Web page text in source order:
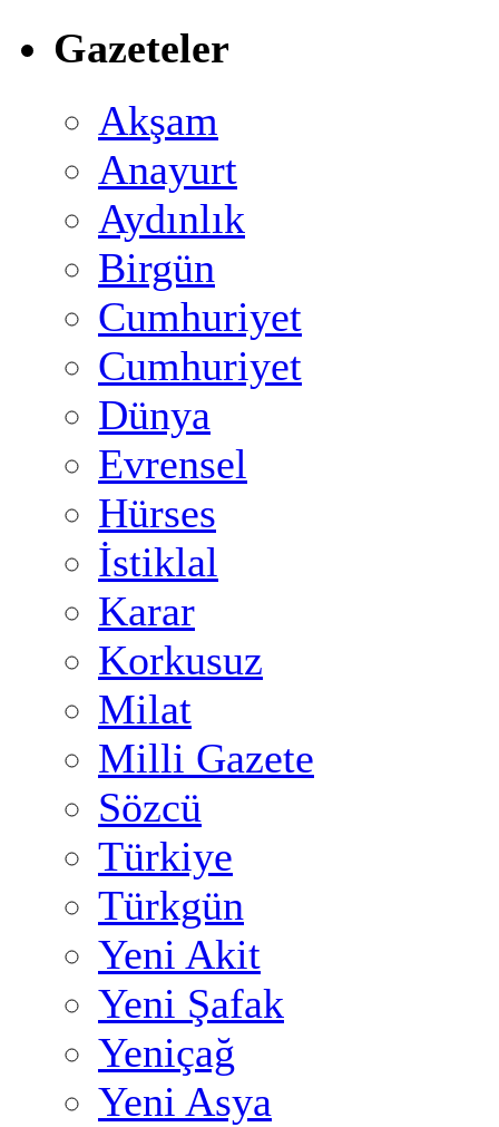
Gazeteler
Akşam
Anayurt
Aydınlık
Birgün
Cumhuriyet
Cumhuriyet
Dünya
Evrensel
Hürses
İstiklal
Karar
Korkusuz
Milat
Milli Gazete
Sözcü
Türkiye
Türkgün
Yeni Akit
Yeni Şafak
Yeniçağ
Yeni Asya